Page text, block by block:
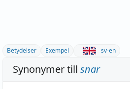
Betydelser Exempel sv-en
Synonymer till snar